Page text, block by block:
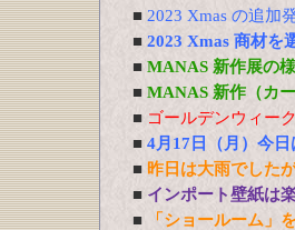
■ 2023 Xmas の追加
■ 2023 Xmas 商材を
■ MANAS 新作展の
■ MANAS 新作（カ
■ ゴールデンウィー
■ 4月17日（月）今
■ 昨日は大雨でした
■ インポート壁紙は
■
「ショールーム」